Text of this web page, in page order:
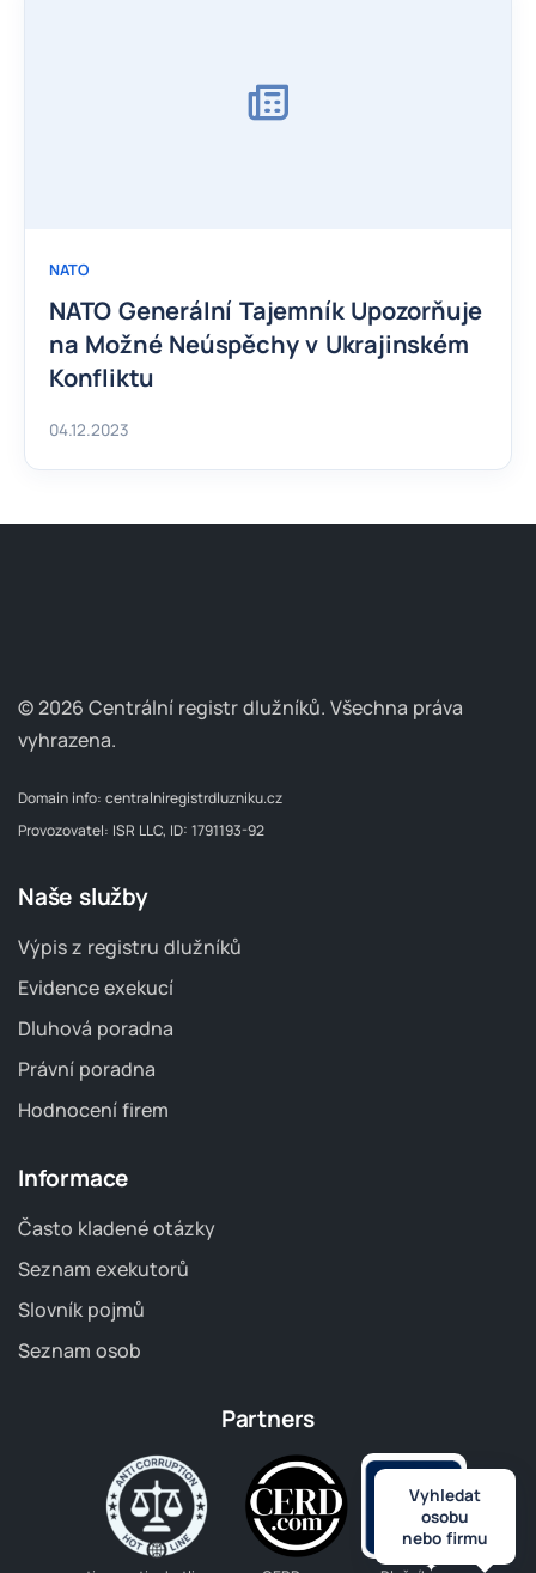
NATO
NATO Generální Tajemník Upozorňuje
na Možné Neúspěchy v Ukrajinském
Konfliktu
04.12.2023
© 2026 Centrální registr dlužníků. Všechna práva
vyhrazena.
Domain info: centralniregistrdluzniku.cz
Provozovatel: ISR LLC, ID: 1791193-92
Naše služby
Výpis z registru dlužníků
Evidence exekucí
Dluhová poradna
Právní poradna
Hodnocení firem
Informace
Často kladené otázky
Seznam exekutorů
Slovník pojmů
Seznam osob
Partners
Vyhledat
osobu
nebo firmu